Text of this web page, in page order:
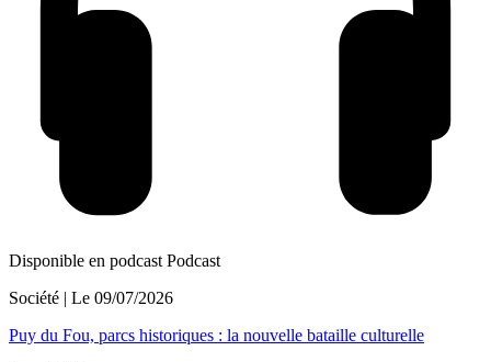
Disponible en podcast Podcast
Société | Le 09/07/2026
Puy du Fou, parcs historiques : la nouvelle bataille culturelle